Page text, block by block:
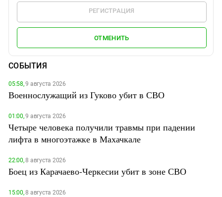
РЕГИСТРАЦИЯ
ОТМЕНИТЬ
СОБЫТИЯ
05:58,9 августа 2026
Военнослужащий из Гуково убит в СВО
01:00,9 августа 2026
Четыре человека получили травмы при падении
лифта в многоэтажке в Махачкале
22:00,8 августа 2026
Боец из Карачаево-Черкесии убит в зоне СВО
15:00,8 августа 2026